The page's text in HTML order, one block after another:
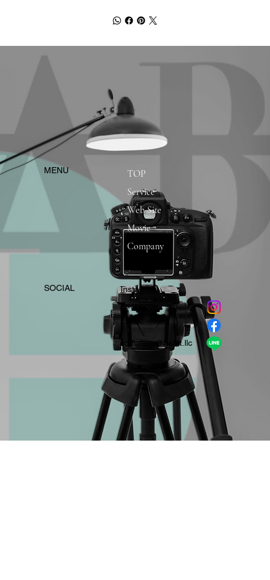
​MENU
TOP
Service
Web Site
Movie
Company
​SOCIAL
Instagram
​Facebook
company＠habit.llc